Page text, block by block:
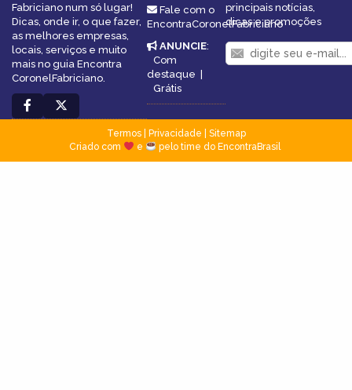
Fabriciano num só lugar!
Dicas, onde ir, o que fazer,
as melhores empresas,
locais, serviços e muito
mais no guia Encontra
CoronelFabriciano.
Fale com o
EncontraCoronelFabriciano
ANUNCIE:
Com
destaque |
Grátis
principais notícias,
dicas e promoções
Termos| Privacidade
Sitemap
Criado com
e pelo time do EncontraBrasil